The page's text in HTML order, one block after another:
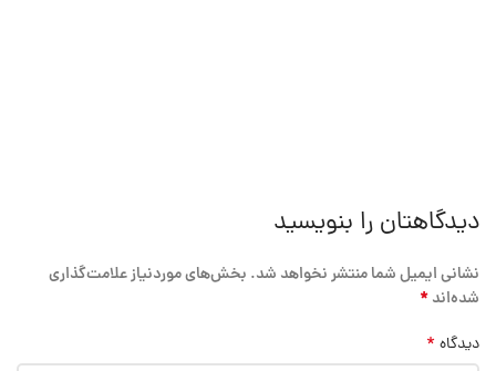
دیدگاهتان را بنویسید
نشانی ایمیل شما منتشر نخواهد شد. بخش‌های موردنیاز علامت‌گذاری
شده‌اند*
دیدگاه *